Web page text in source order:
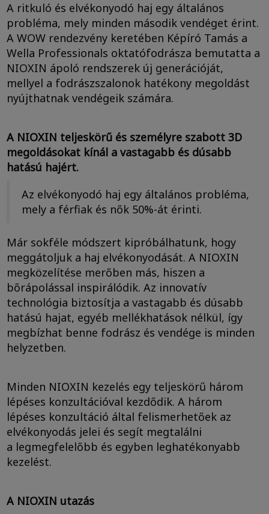
A ritkuló és elvékonyodó haj egy általános
probléma, mely minden második vendéget érint.
A WOW rendezvény keretében Képíró Tamás a
Wella Professionals oktatófodrásza bemutatta a
NIOXIN ápoló rendszerek új generációját,
mellyel a fodrászszalonok hatékony megoldást
nyújthatnak vendégeik számára.
A NIOXIN teljeskörű és személyre szabott 3D
megoldásokat kínál a vastagabb és dúsabb
hatású hajért.
Az elvékonyodó haj egy általános probléma,
mely a férfiak és nők 50%-át érinti.
Már sokféle módszert kipróbálhatunk, hogy
meggátoljuk a haj elvékonyodását. A NIOXIN
megközelítése merőben más, hiszen a
bőrápolással inspirálódik. Az innovatív
technológia biztosítja a vastagabb és dúsabb
hatású hajat, egyéb mellékhatások nélkül, így
megbízhat benne fodrász és vendége is minden
helyzetben.
Minden NIOXIN kezelés egy teljeskörű három
lépéses konzultációval kezdődik. A három
lépéses konzultáció által felismerhetőek az
elvékonyodás jelei és segít megtalálni
a legmegfelelőbb és egyben leghatékonyabb
kezelést.
A NIOXIN utazás